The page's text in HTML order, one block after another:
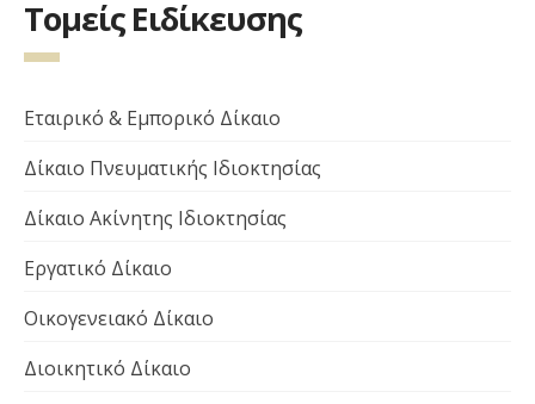
Τομείς Ειδίκευσης
Εταιρικό & Εμπορικό Δίκαιο
Δίκαιο Πνευματικής Ιδιοκτησίας
Δίκαιο Ακίνητης Ιδιοκτησίας
Εργατικό Δίκαιο
Οικογενειακό Δίκαιο
Διοικητικό Δίκαιο